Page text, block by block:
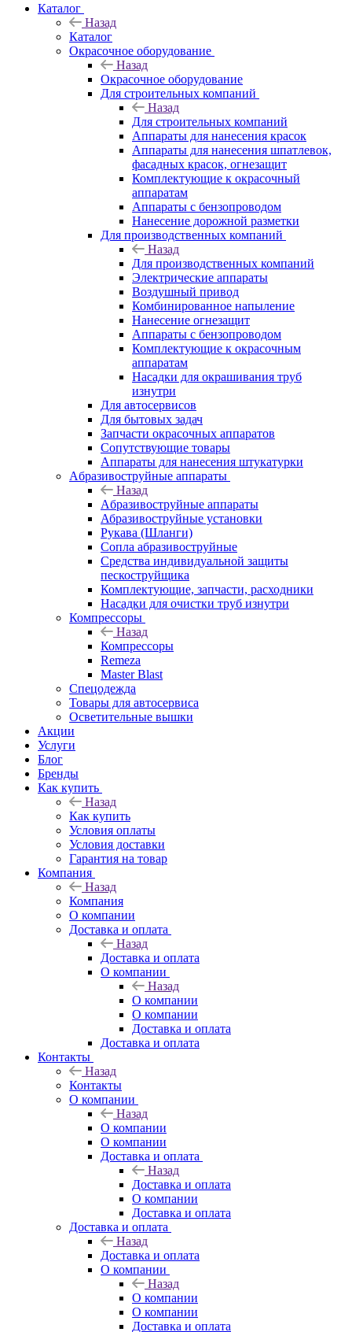
Каталог
Назад
Каталог
Окрасочное оборудование
Назад
Окрасочное оборудование
Для строительных компаний
Назад
Для строительных компаний
Аппараты для нанесения красок
Аппараты для нанесения шпатлевок,
фасадных красок, огнезащит
Комплектующие к окрасочный
аппаратам
Аппараты с бензопроводом
Нанесение дорожной разметки
Для производственных компаний
Назад
Для производственных компаний
Электрические аппараты
Воздушный привод
Комбинированное напыление
Нанесение огнезащит
Аппараты с бензопроводом
Комплектующие к окрасочным
аппаратам
Насадки для окрашивания труб
изнутри
Для автосервисов
Для бытовых задач
Запчасти окрасочных аппаратов
Сопутствующие товары
Аппараты для нанесения штукатурки
Aбразивоструйные аппараты
Назад
Aбразивоструйные аппараты
Абразивоструйные установки
Рукава (Шланги)
Сопла абразивоструйные
Средства индивидуальной защиты
пескоструйщика
Комплектующие, запчасти, расходники
Насадки для очистки труб изнутри
Компрессоры
Назад
Компрессоры
Remeza
Master Blast
Спецодежда
Товары для автосервиса
Осветительные вышки
Акции
Услуги
Блог
Бренды
Как купить
Назад
Как купить
Условия оплаты
Условия доставки
Гарантия на товар
Компания
Назад
Компания
О компании
Доставка и оплата
Назад
Доставка и оплата
О компании
Назад
О компании
О компании
Доставка и оплата
Доставка и оплата
Контакты
Назад
Контакты
О компании
Назад
О компании
О компании
Доставка и оплата
Назад
Доставка и оплата
О компании
Доставка и оплата
Доставка и оплата
Назад
Доставка и оплата
О компании
Назад
О компании
О компании
Доставка и оплата